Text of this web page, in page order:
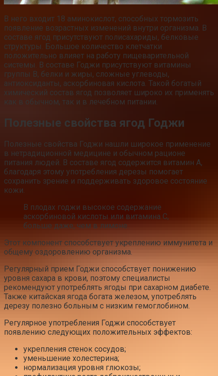
В него входит 18 аминокислот, способных тормозить
появление возрастных изменений внутри организма. В
составе ягод присутствуют полисахариды, белковые
структуры. Большое количество клетчатки
положительно влияет на работу пищеварительной
системы. В составе Годжи присутствуют витамины
группы B, белки и жиры, сложные углеводы,
антиоксиданты, аскорбиновая кислота. Такой богатый
химический состав ягод позволяет широко их применять
как в обычном, так и в лечебном питании.
Полезные свойства ягод Годжи
Полезные свойства Годжи нашли широкое применение
в нетрадиционной медицине и обычном рационе
питания людей. В составе ягод содержится витамин А,
благодаря этому употребления дерезы помогает
сохранить зрение и поддерживать здоровое состояние
кожи.
В плодах годжи высокое содержание
аскорбиновой кислоты или витамина С,
больше даже, чем в лимоне.
Этот компонент способствует укреплению иммунитета и
общему оздоровлению организма.
Регулярный прием Годжи способствует понижению
уровня сахара в крови, поэтому специалисты
рекомендуют употреблять ягоды при сахарном диабете.
Также китайская ягода богата железом, употреблять
дерезу полезно больным с низким гемоглобином.
Регулярное употребления Годжи способствует
появлению следующих положительных эффектов:
укрепления стенок сосудов;
уменьшение холестерина;
нормализация уровня глюкозы;